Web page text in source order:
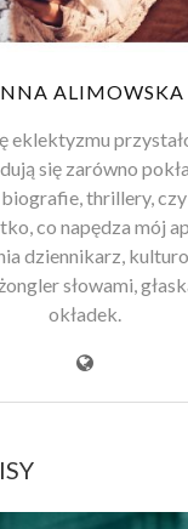
ALIMOWSKA
eklektyzmu
się zarówno
thrillery,
co napędza mój
dziennikarz,
słowami,
okładek.